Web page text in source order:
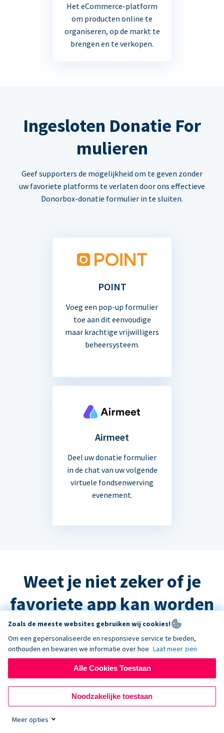
Het eCommerce-platform
om producten online te
organiseren, op de markt te
brengen en te verkopen.
Ingesloten Donatie For
mulieren
Geef supporters de mogelijkheid om te geven zonder
uw favoriete platforms te verlaten door ons effectieve
Donorbox-donatie formulier in te sluiten.
POINT
Voeg een pop-up formulier
toe aan dit eenvoudige
maar krachtige vrijwilligers
beheersysteem.
Airmeet
Deel uw donatie formulier
in de chat van uw volgende
virtuele fondsenwerving
evenement.
Weet je niet zeker of je
favoriete app kan worden
geïntegreerd?
Het antwoord is waarschijnlijk ja, maar
neem contact op met de ondersteuning
en we helpen u graag verder!
Zoals de meeste websites gebruiken wij cookies!
Om een gepersonaliseerde en responsieve service te bieden,
onthouden en bewaren we informatie over hoe Laat meer zien
Alle Cookies Toestaan
Noodzakelijke toestaan
Meer opties